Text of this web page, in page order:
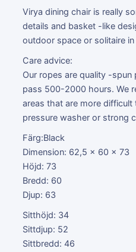
Virya dining chair is really
details and basket -like
outdoor space or solitaire
Care advice:
Our ropes are quality -
pass 500-2000 hours. We
areas that are more difficult
pressure washer or strong
Färg:Black
Dimension: 62,5 x 60 x 73
Höjd: 73
Bredd: 60
Djup: 63
Sitthöjd: 34
Sittdjup: 52
Sittbredd: 46